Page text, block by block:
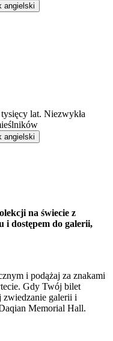
angielski
lat. Niezwykła
angielski
na świecie z
i dostępem do galerii,
i podążaj za znakami
Gdy Twój bilet
zwiedzanie galerii i
Memorial Hall.